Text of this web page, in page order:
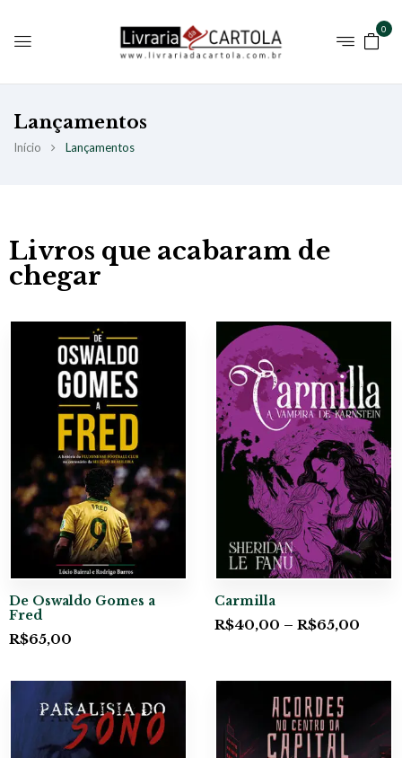
0
Lançamentos
Início Lançamentos
Livros que acabaram de
chegar
De Oswaldo Gomes a
Fred
R$65,00
Carmilla
R$40,00 – R$65,00